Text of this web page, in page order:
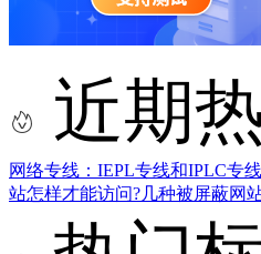
近期
网络专线：IEPL专线和IPLC专
站怎样才能访问?几种被屏蔽网